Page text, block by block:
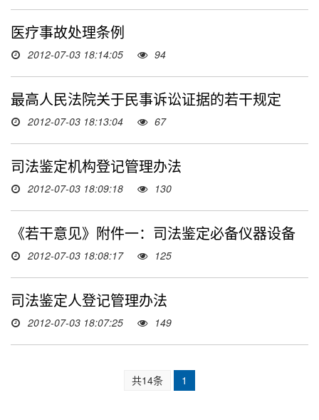
医疗事故处理条例
2012-07-03 18:14:05 94
最高人民法院关于民事诉讼证据的若干规定
2012-07-03 18:13:04 67
司法鉴定机构登记管理办法
2012-07-03 18:09:18 130
《若干意见》附件一：司法鉴定必备仪器设备
2012-07-03 18:08:17 125
司法鉴定人登记管理办法
2012-07-03 18:07:25 149
共14条 1